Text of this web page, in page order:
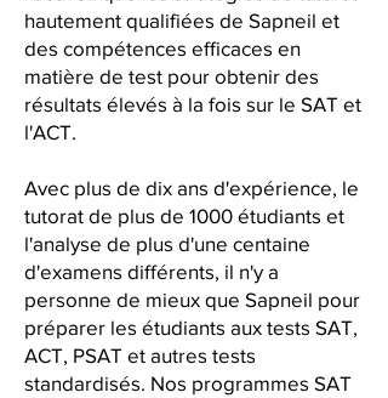
hautement qualifiées de Sapneil et
des compétences efficaces en
matière de test pour obtenir des
résultats élevés à la fois sur le SAT et
l'ACT.
Avec plus de dix ans d'expérience, le
tutorat de plus de 1000 étudiants et
l'analyse de plus d'une centaine
d'examens différents, il n'y a
personne de mieux que Sapneil pour
préparer les étudiants aux tests SAT,
ACT, PSAT et autres tests
standardisés. Nos programmes SAT